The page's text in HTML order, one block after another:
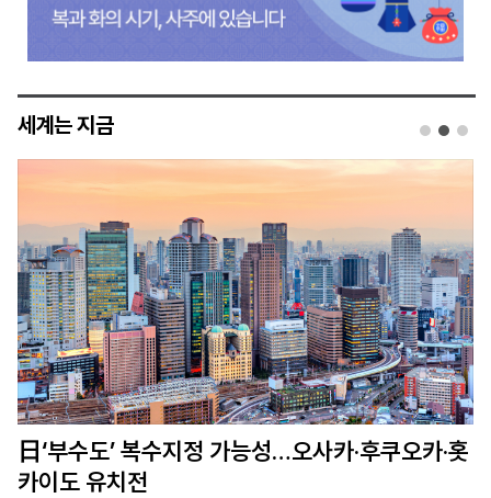
세계는 지금
日 구마모토 이온몰 폭발 ‘가짜 SNS’ 확산…유족
사칭·AI영상까지